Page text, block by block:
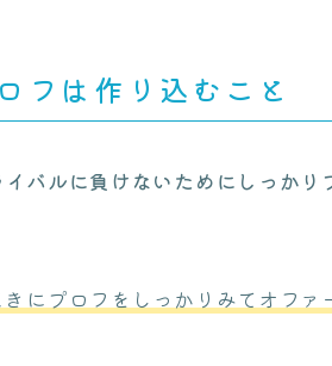
フは作り込むこと
イバルに負けないためにしっか
にプロフをしっかりみてオファ